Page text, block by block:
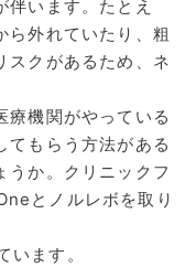
います。たとえ
ら外れていたり、粗
スクがあるため、ネ
療機関がやっている
てもらう方法がある
うか。クリニックフ
とノルレボを取り
ます。